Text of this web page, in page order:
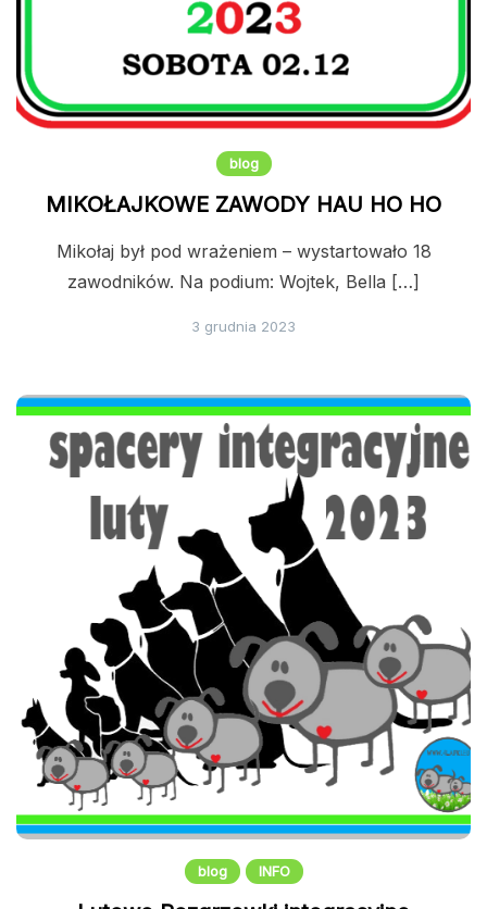
blog
MIKOŁAJKOWE ZAWODY HAU HO HO
Mikołaj był pod wrażeniem – wystartowało 18
zawodników. Na podium: Wojtek, Bella […]
3 grudnia 2023
blog INFO